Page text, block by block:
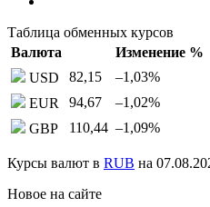
Таблица обменных курсов
Валюта
Изменение %
USD
82,15 –1,03%
EUR
94,67 –1,02%
GBP
110,44 –1,09%
Курсы валют в RUB на
Новое на сайте